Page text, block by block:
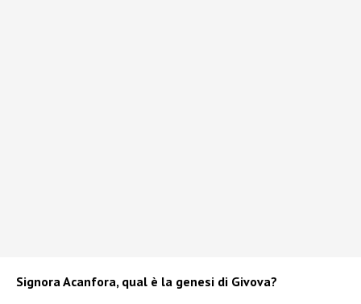
Signora Acanfora, qual è la genesi di Givova?